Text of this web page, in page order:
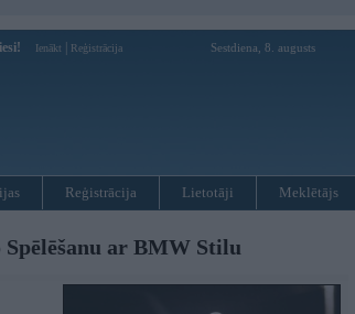
Ienākt Reģistrācija Sestdiena, 8. augusts
Reģistrācija Lietotāji Meklētājs
ar BMW Stilu